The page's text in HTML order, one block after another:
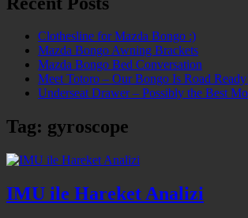
Clothesline for Mazda Bongo :)
Mazda Bongo Awning Brackets
Mazda Bongo Bed Conversation
Meet Totoro – Our Bongo Is Road
Underseat Drawer – Possibly the Best
Tag: gyroscope
IMU ile Hareket Analizi